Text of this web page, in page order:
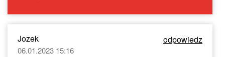
Jozek odpowiedz
06.01.2023 15:16